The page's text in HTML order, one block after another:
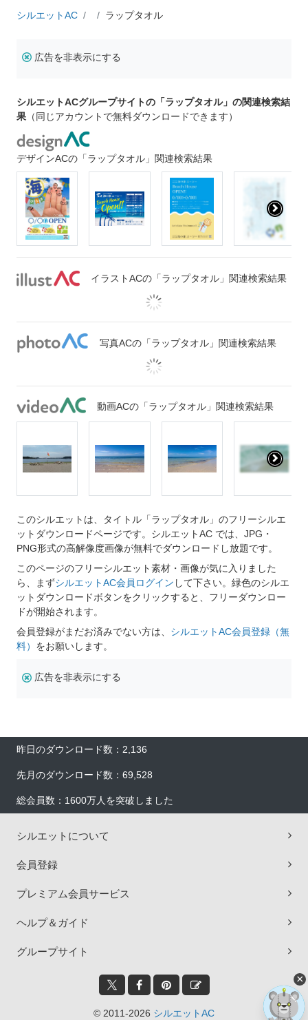
シルエットAC ラップタオル
広告を非表示にする
シルエットACグループサイトの「ラップタオル」の関連検索結
果 （同じアカウントで無料ダウンロードできます）
デザインACの「ラップタオル」関連検索結果
イラストACの「ラップタオル」関連検索結果
写真ACの「ラップタオル」関連検索結果
動画ACの「ラップタオル」関連検索結果
このシルエットは、タイトル「ラップタオル」のフリーシルエ
ットダウンロードページです。シルエットAC では、JPG・
PNG形式の高解像度画像が無料でダウンロードし放題です。
このページのフリーシルエット素材・画像が気に入りました
ら、まずシルエットAC会員ログイン して下さい。緑色のシルエ
ットダウンロードボタンをクリックすると、フリーダウンロー
ドが開始されます。
会員登録がまだお済みでない方は、 シルエットAC会員登録（無
料） をお願いします。
広告を非表示にする
昨日のダウンロード数：2,136
先月のダウンロード数：69,528
総会員数：1600万人を突破しました
シルエットについて
会員登録
プレミアム会員サービス
ヘルプ＆ガイド
グループサイト
© 2011-2026 シルエットAC
×